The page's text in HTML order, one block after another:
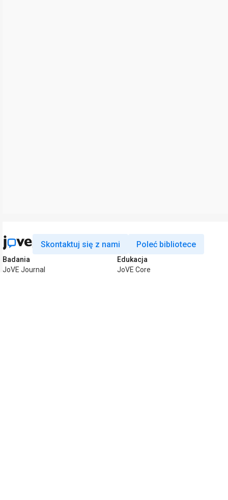
Skontaktuj się z nami Poleć bibliotece
Badania
JoVE Journal
Edukacja
JoVE Core